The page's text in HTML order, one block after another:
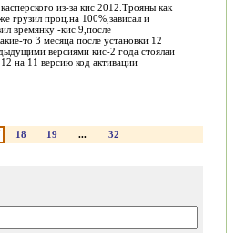
из-за кис 2012.Трояны как
грузил проц.на 100%,зависал и
времянку -кис 9,после
то 3 месяца после установки 12
версиями кис-2 года стоялаи
на 11 версию код активации
18 19 ... 32